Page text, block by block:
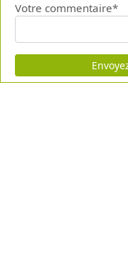
Votre commentaire*